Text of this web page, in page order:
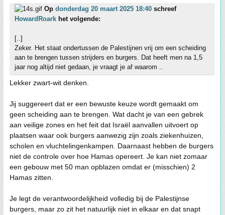
Op donderdag 20 maart 2025 18:40 schreef
HowardRoark het volgende:
[..]
Zeker. Het staat ondertussen de Palestijnen vrij om een scheiding
aan te brengen tussen strijders en burgers. Dat heeft men na 1,5
jaar nog altijd niet gedaan, je vraagt je af waarom ..
Lekker zwart-wit denken.
Jij suggereert dat er een bewuste keuze wordt gemaakt om
geen scheiding aan te brengen. Wat dacht je van een gebrek
aan veilige zones en het feit dat Israël aanvallen uitvoert op
plaatsen waar ook burgers aanwezig zijn zoals ziekenhuizen,
scholen en vluchtelingenkampen. Daarnaast hebben de burgers
niet de controle over hoe Hamas opereert. Je kan niet zomaar
een gebouw met 50 man opblazen omdat er (misschien) 2
Hamas zitten.
Je legt de verantwoordelijkheid volledig bij de Palestijnse
burgers, maar zo zit het natuurlijk niet in elkaar en dat snapt